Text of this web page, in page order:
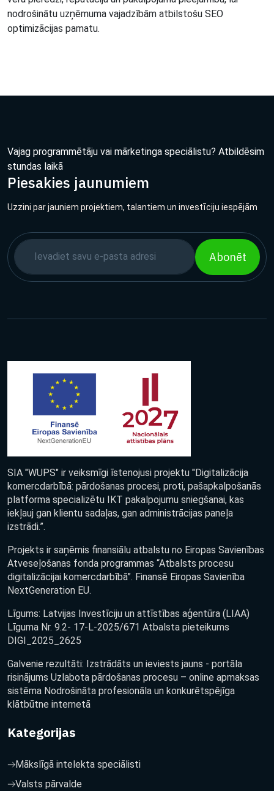
nodrošinātu uzņēmuma vajadzībām atbilstošu SEO
optimizācijas pamatu.
Vajag programmētāju vai mārketinga speciālistu? Atbildēsim
stundas laikā
Piesakies jaunumiem
Uzzini par jauniem projektiem, talantiem un investīciju iespējām
Abonēt
SIA "WUPS" ir veiksmīgi īstenojusi projektu "Digitalizācija
komercdarbībā: pārdošanas procesi, proti, pašapkalpošanās
platforma specializētu IKT pakalpojumu sniegšanai, kas
iekļauj gan klientu sadaļas, gan administrācijas paneļa
izstrādi.”.
Projekts ir saņēmis finansiālu atbalstu no Eiropas Savienības
Atveseļošanas fonda programmas “Atbalsts procesu
digitalizācijai komercdarbībā”. Finansē Eiropas Savienība
NextGeneration EU.
Līgums: Latvijas Investīciju un attīstības aģentūra (LIAA)
Līguma Nr. 9.2- 17-L-2025/671 Atbalsta pieteikums
DIGI_2025_2625
Galvenie rezultāti: Izstrādāts un ieviests jauns - portāla
risinājums Uzlabota pārdošanas procesu – online apmaksas
sistēma Nodrošināta profesionāla un konkurētspējīga
klātbūtne internetā
Kategorijas
Mākslīgā intelekta speciālisti
Valsts pārvalde